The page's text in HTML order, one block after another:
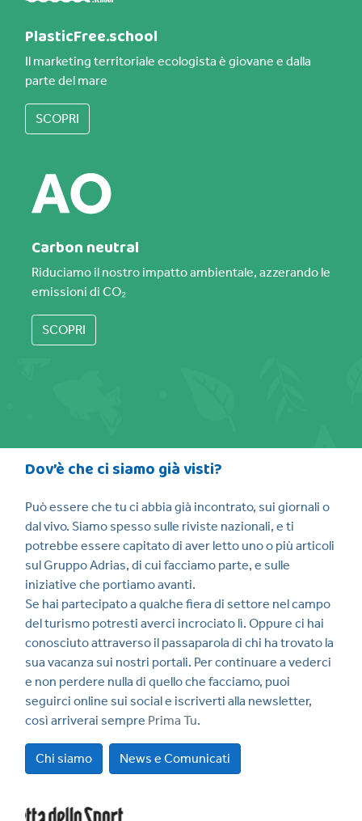
PlasticFree.school
Il marketing territoriale ecologista è giovane e dalla
parte del mare
SCOPRI
Carbon neutral
Riduciamo il nostro impatto ambientale, azzerando le
emissioni di CO₂
SCOPRI
Dov’è che ci siamo già visti?
Può essere che tu ci abbia già incontrato, sui giornali o
dal vivo. Siamo spesso sulle riviste nazionali, e ti
potrebbe essere capitato di aver letto uno o più articoli
sul Gruppo Adrias, di cui facciamo parte, e sulle
iniziative che portiamo avanti.
Se hai partecipato a qualche fiera di settore nel campo
del turismo potresti averci incrociato lì. Oppure ci hai
conosciuto attraverso il passaparola di chi ha trovato la
sua vacanza sui nostri portali. Per continuare a vederci
e non perdere nulla di quello che facciamo, puoi
seguirci online sui social e iscriverti alla newsletter,
così arriverai sempre Prima Tu.
Chi siamo News e Comunicati